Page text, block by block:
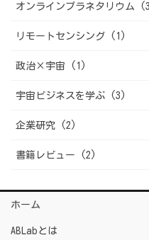
オンラインプラネタリウム
リモートセンシング (1)
政治×宇宙 (1)
宇宙ビジネスを学ぶ (3)
企業研究 (2)
書籍レビュー (2)
ホーム
ABLabとは